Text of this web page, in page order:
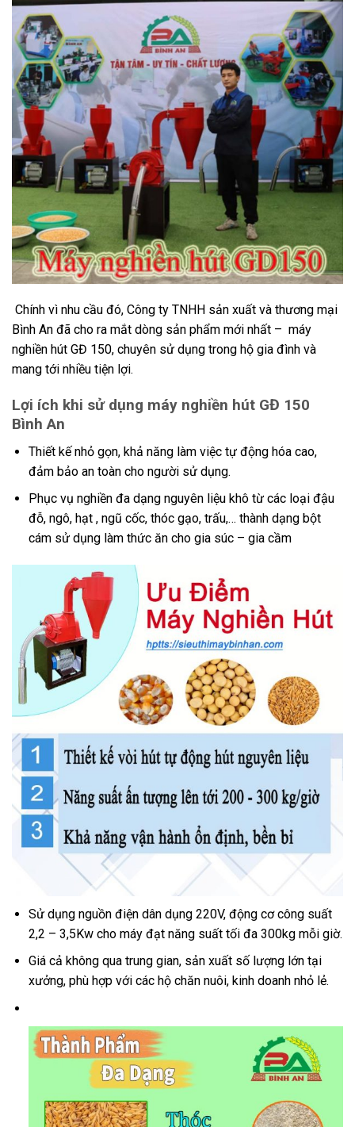
Chính vì nhu cầu đó, Công ty TNHH sản xuất và thương mại
Bình An đã cho ra mắt dòng sản phẩm mới nhất – máy
nghiền hút GĐ 150, chuyên sử dụng trong hộ gia đình và
mang tới nhiều tiện lợi.
Lợi ích khi sử dụng máy nghiền hút GĐ 150
Bình An
Thiết kế nhỏ gọn, khả năng làm việc tự động hóa cao,
đảm bảo an toàn cho người sử dụng.
Phục vụ nghiền đa dạng nguyên liệu khô từ các loại đậu
đỗ, ngô, hạt , ngũ cốc, thóc gạo, trấu,… thành dạng bột
cám sử dụng làm thức ăn cho gia súc – gia cầm
Sử dụng nguồn điện dân dụng 220V, động cơ công suất
2,2 – 3,5Kw cho máy đạt năng suất tối đa 300kg mỗi giờ.
Giá cả không qua trung gian, sản xuất số lượng lớn tại
xưởng, phù hợp với các hộ chăn nuôi, kinh doanh nhỏ lẻ.